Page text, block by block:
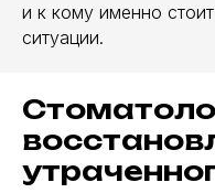
и к кому именно
ситуации.